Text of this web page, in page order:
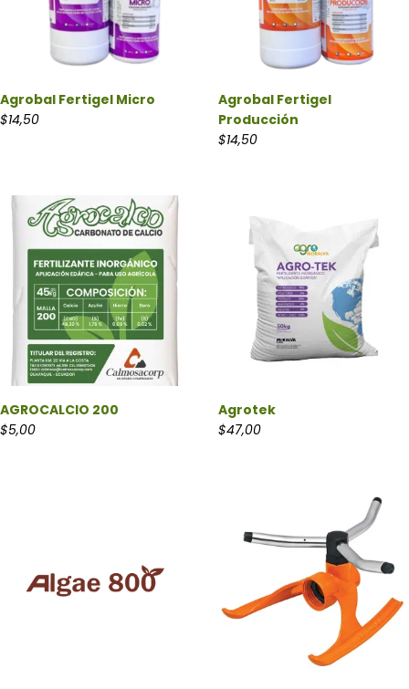
Agrobal Fertigel Micro
$14,50
Agrobal Fertigel
Producción
$14,50
AGROCALCIO 200
$5,00
Agrotek
$47,00